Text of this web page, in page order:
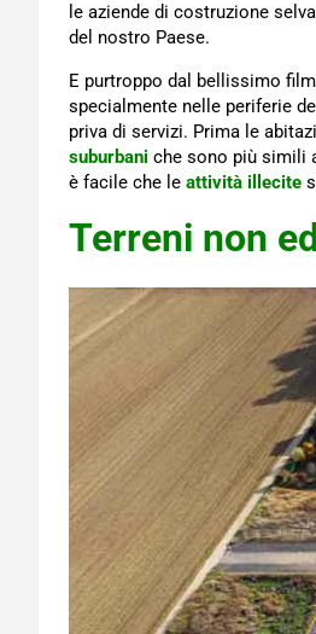
le aziende di costruzione
del nostro Paese.
E purtroppo dal bellissimo
specialmente nelle periferie
priva di servizi. Prima le
suburbani che sono più simili
è facile che le attività illecite
Terreni non